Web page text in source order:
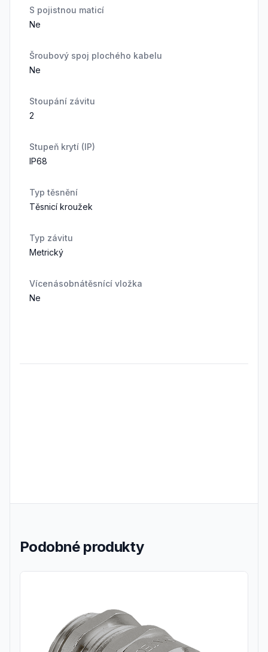
S pojistnou maticí
Ne
Šroubový spoj plochého kabelu
Ne
Stoupání závitu
2
Stupeň krytí (IP)
IP68
Typ těsnění
Těsnicí kroužek
Typ závitu
Metrický
Vícenásobnátěsnící vložka
Ne
Podobné produkty